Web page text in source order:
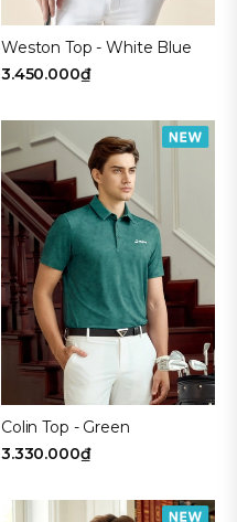
Weston Top - White Blue
3.450.000₫
Colin Top - Green
3.330.000₫